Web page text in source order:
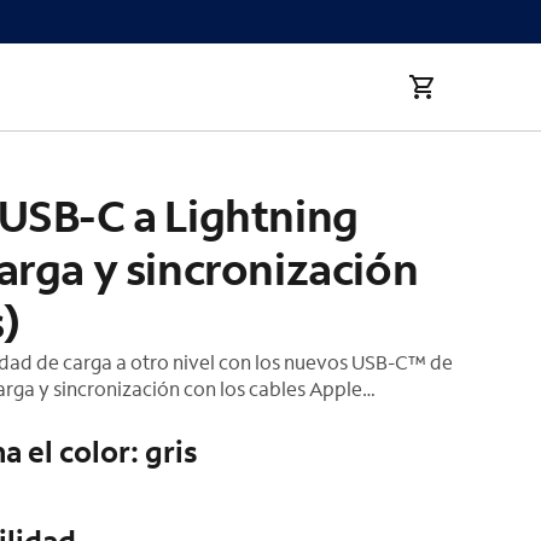
C a Lightning
y sincronización
de carga a otro nivel con los nuevos USB-C™ de
y sincronización con los cables Apple
cables son compatibles con los cargadores más
proporcionan una carga mucho más veloz
la caja y garantizan que tu dispositivo esté siempre
para usar. Este cable plano que no se enreda es
para los dispositivos Apple, ya que proporciona
el color: gris